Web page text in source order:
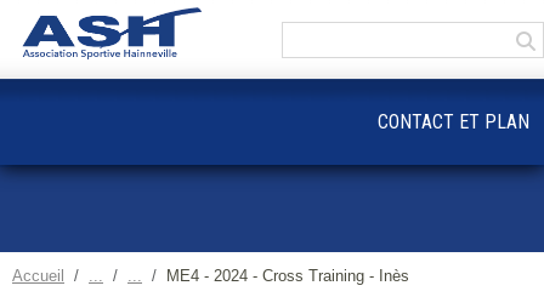
Accueil ME4 - 2024 - Cross Training - Inès
CONTACT ET PLAN
Panneau de gestion des cookies